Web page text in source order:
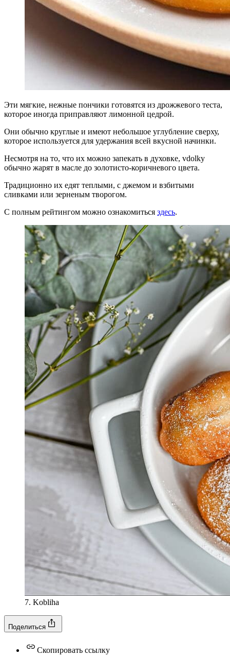
Эти мягкие, нежные пончики готовятся из дрожжевого теста,
которое иногда приправляют лимонной цедрой.
Они обычно круглые и имеют небольшое углубление сверху,
которое используется для удержания всей вкусной начинки.
Несмотря на то, что их можно запекать в духовке, vdolky
обычно жарят в масле до золотисто-коричневого цвета.
Традиционно их едят теплыми, с джемом и взбитыми
сливками или зерненым творогом.
С полным рейтингом можно ознакомиться здесь.
7. Kobliha
Поделиться
Скопировать ссылку